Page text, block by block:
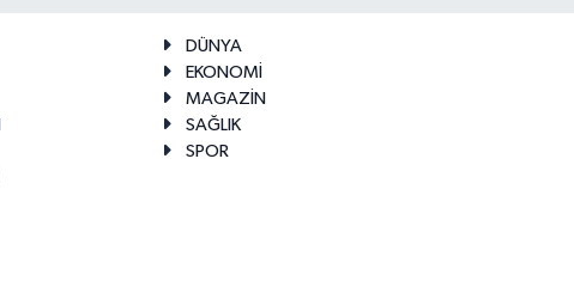
DÜNYA
EKONOMİ
MAGAZİN
SAĞLIK
SPOR